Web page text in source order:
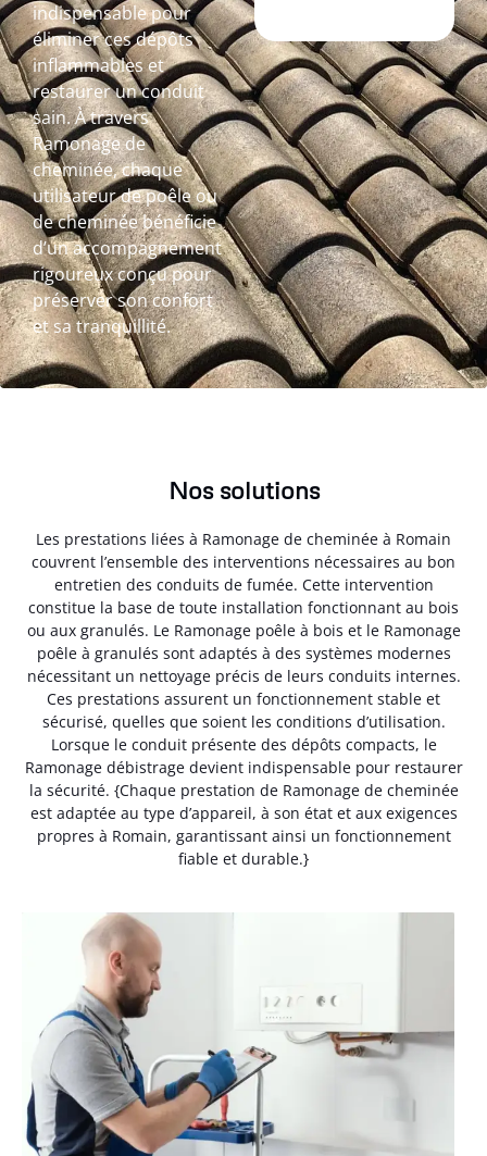
indispensable pour
éliminer ces dépôts
inflammables et
restaurer un conduit
sain. À travers
Ramonage de
cheminée, chaque
utilisateur de poêle ou
de cheminée bénéficie
d’un accompagnement
rigoureux conçu pour
préserver son confort
et sa tranquillité.
Nos solutions
Les prestations liées à Ramonage de cheminée à Romain
couvrent l’ensemble des interventions nécessaires au bon
entretien des conduits de fumée. Cette intervention
constitue la base de toute installation fonctionnant au bois
ou aux granulés. Le Ramonage poêle à bois et le Ramonage
poêle à granulés sont adaptés à des systèmes modernes
nécessitant un nettoyage précis de leurs conduits internes.
Ces prestations assurent un fonctionnement stable et
sécurisé, quelles que soient les conditions d’utilisation.
Lorsque le conduit présente des dépôts compacts, le
Ramonage débistrage devient indispensable pour restaurer
la sécurité. {Chaque prestation de Ramonage de cheminée
est adaptée au type d’appareil, à son état et aux exigences
propres à Romain, garantissant ainsi un fonctionnement
fiable et durable.}